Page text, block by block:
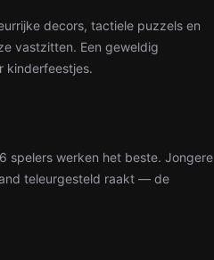
decors, tactiele puzzels en
vastzitten. Een geweldig
kinderfeestjes.
spelers werken het beste. Jongere
teleurgesteld raakt — de